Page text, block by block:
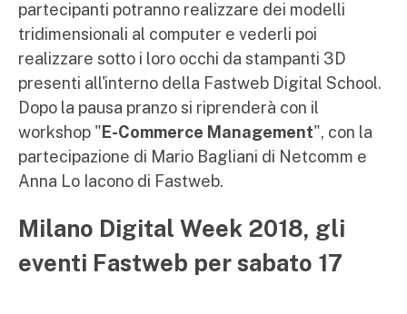
partecipanti potranno realizzare dei modelli
tridimensionali al computer e vederli poi
realizzare sotto i loro occhi da stampanti 3D
presenti all'interno della Fastweb Digital School.
Dopo la pausa pranzo si riprenderà con il
workshop "E-Commerce Management", con la
partecipazione di Mario Bagliani di Netcomm e
Anna Lo Iacono di Fastweb.
Milano Digital Week 2018, gli
eventi Fastweb per sabato 17